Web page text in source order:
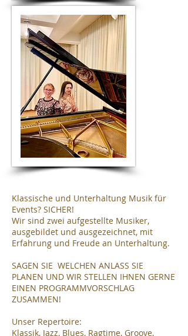
Klassische und Unterhaltung Musik für
Events? SICHER!
Wir sind zwei aufgestellte Musiker,
ausgebildet und ausgezeichnet, mit
Erfahrung und Freude an Unterhaltung.
SAGEN SIE WELCHEN ANLASS SIE
PLANEN UND WIR STELLEN IHNEN GERNE
EINEN PROGRAMMVORSCHLAG
ZUSAMMEN!
Unser Repertoire:
Klassik, Jazz, Blues, Ragtime, Groove,